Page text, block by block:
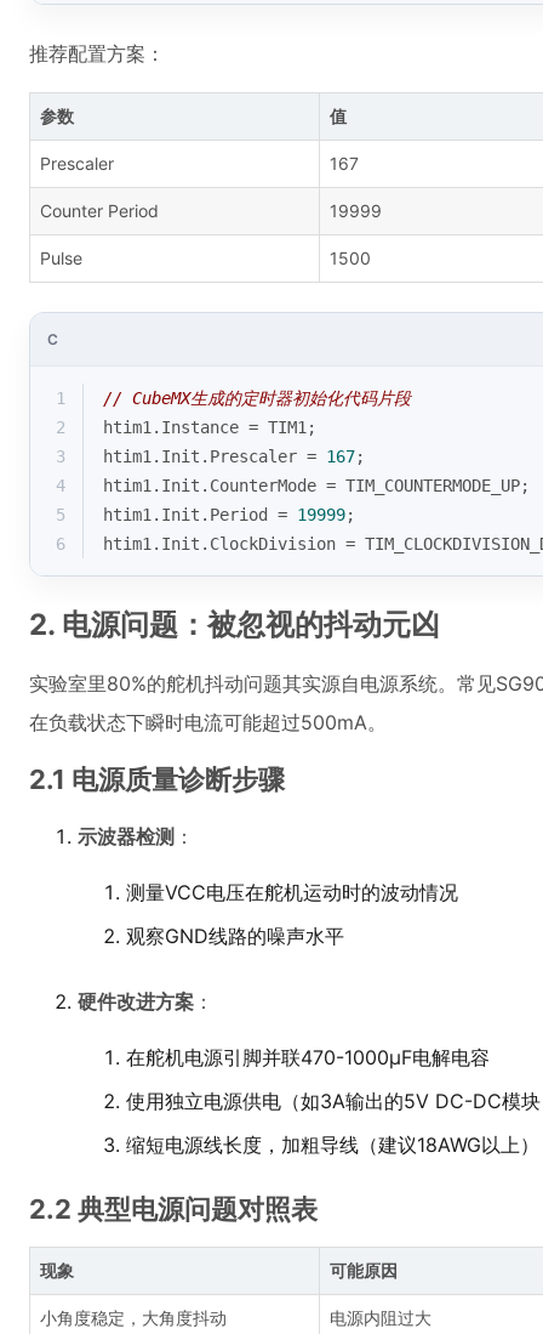
推荐配置方案：
参数 值
Prescaler 167
Counter Period 19999
Pulse 1500
C
1
// CubeMX生成的定时器初始化代码片段
2
htim1.Instance = TIM1;
3
htim1.Init.Prescaler = 167;
4
htim1.Init.CounterMode = TIM_COUNTERMODE_UP;
5
htim1.Init.Period = 19999;
6
htim1.Init.ClockDivision =
2. 电源问题：被忽视的抖动元凶
实验室里80%的舵机抖动问题其实源自电源系统。常见
在负载状态下瞬时电流可能超过500mA。
2.1 电源质量诊断步骤
示波器检测 ：
测量VCC电压在舵机运动时的波动情况
观察GND线路的噪声水平
硬件改进方案 ：
在舵机电源引脚并联470-1000μF电解电容
使用独立电源供电（如3A输出的5V DC-DC模
缩短电源线长度，加粗导线（建议18AWG以上）
2.2 典型电源问题对照表
现象 可能原因
小角度稳定，大角度抖动 电源内阻过大